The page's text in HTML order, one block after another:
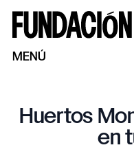
MENÚ
Huertos
en